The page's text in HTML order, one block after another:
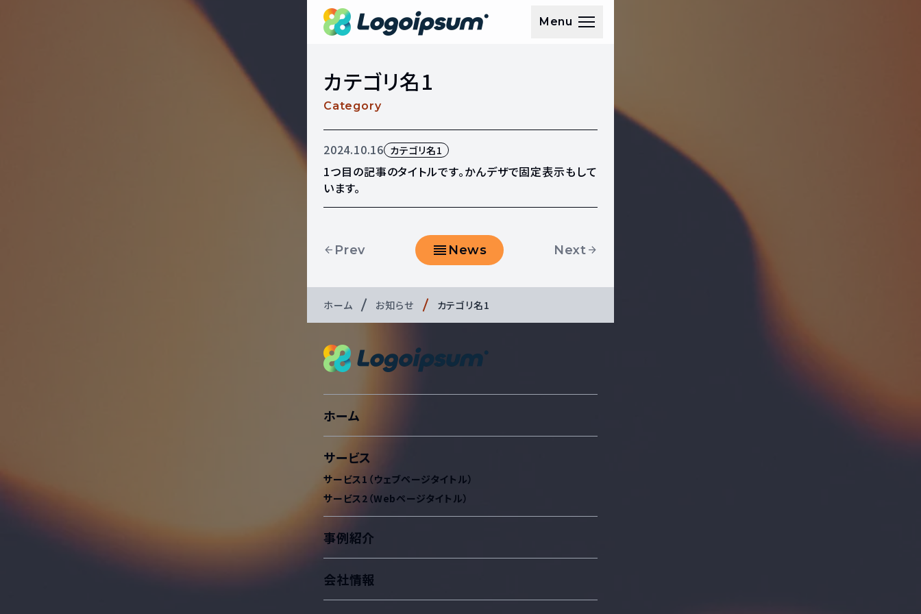
メニュー
Menu
カテゴリ名1
Category
記事の公開日
2024.10.16記事のカテゴリ
カテゴリ名1
1つ目の記事のタイトルです。かんデザで固定表示もして
います。
arrow_back
前の記事へ
Prev reorder
お知らせ一覧に戻る
News 次の記事へ
Next arrow_forward
ホーム お知らせ カテゴリ名1
ホーム
サービス
サービス1（ウェブページタイトル）
サービス2（Webページタイトル）
事例紹介
会社情報